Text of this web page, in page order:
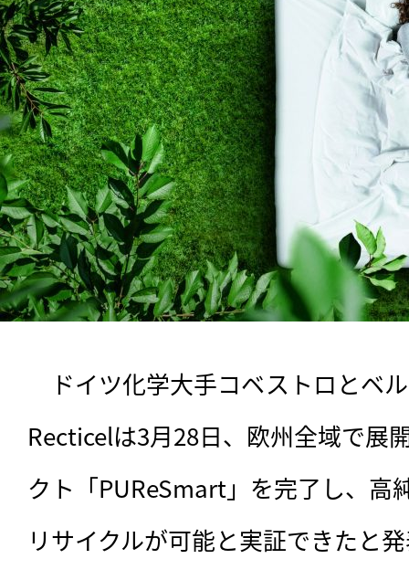
ドイツ化学大手コベストロとベ
Recticelは3月28日、欧州全域で展
クト「PUReSmart」を完了し、高
リサイクルが可能と実証できたと